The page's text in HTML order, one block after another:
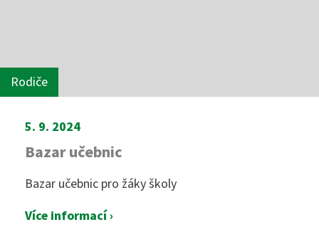
Rodiče
5. 9. 2024
Bazar učebnic
Bazar učebnic pro žáky školy
Více informací ›